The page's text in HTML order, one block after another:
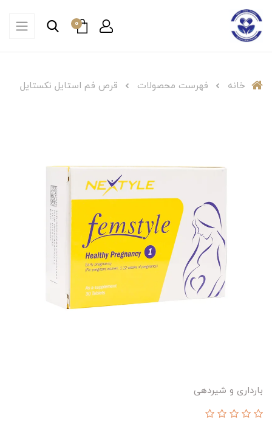
0
خانه فهرست محصولات قرص فم استایل نکستایل
بارداری و شیردهی